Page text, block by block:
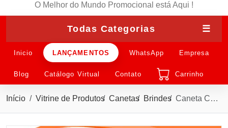
O Melhor do Mundo Promocional está Aqui !
Todas Categorias ☰
Inicio LANÇAMENTOS WhatsApp Empresa
Blog Catálogo Virtual Contato Carrinho
Início Vitrine de Produtos Canetas Brindes Caneta Corpo de Metal com carga Azul e Acionamento por Clique X08044